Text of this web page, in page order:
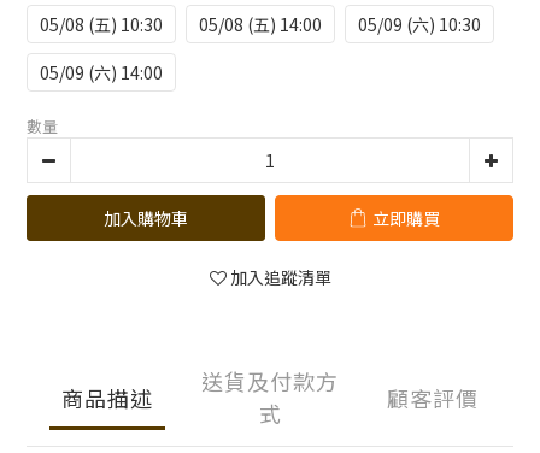
05/08 (五) 10:30
05/08 (五) 14:00
05/09 (六) 10:30
05/09 (六) 14:00
數量
加入購物車 立即購買
加入追蹤清單
商品描述
送貨及付款方
式
顧客評價